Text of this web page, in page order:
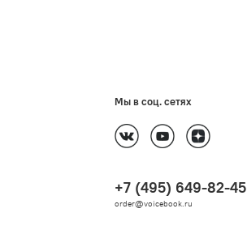
Мы в соц. сетях
+7 (495) 649-82-45
order@voicebook.ru